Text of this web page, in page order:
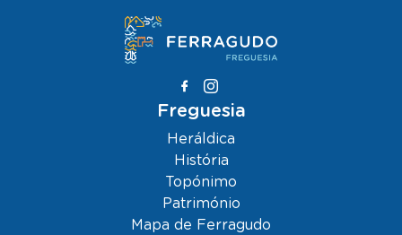
Freguesia
Heráldica
História
Topónimo
Património
Mapa de Ferragudo